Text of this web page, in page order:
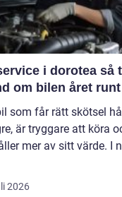
i dorotea så tar du
om bilen året runt
som får rätt skötsel
är tryggare att köra
mer av sitt värde. I
2026